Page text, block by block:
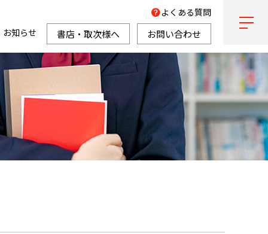
お知らせ
よくある質問
書店・取次様へ お問い合わせ